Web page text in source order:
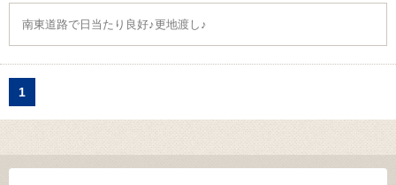
南東道路で日当たり良好♪更地渡し♪
1